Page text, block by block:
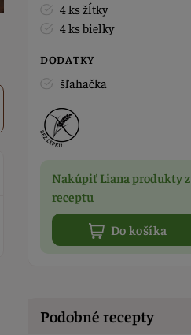
4 ks žĺtky
4 ks bielky
DODATKY
šľahačka
Nakúpiť Liana produkty z
receptu
Do košíka
Podobné recepty